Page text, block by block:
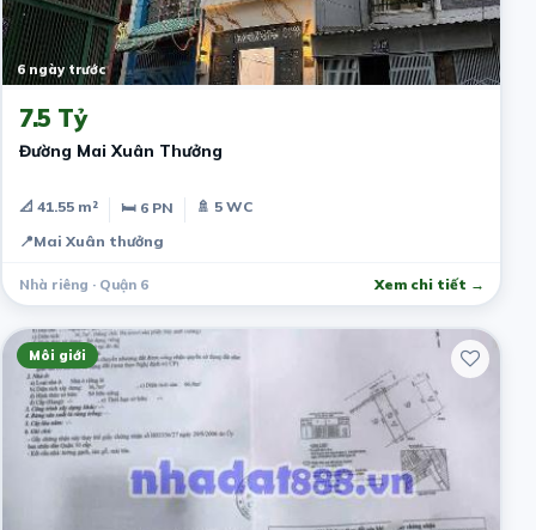
6 ngày trước
7.5 Tỷ
Đường Mai Xuân Thưởng
📐 41.55 m² 🛏 6 PN
🚿 5 WC
📍Mai Xuân thưởng
Nhà riêng · Quận 6 Xem chi tiết →
Môi giới